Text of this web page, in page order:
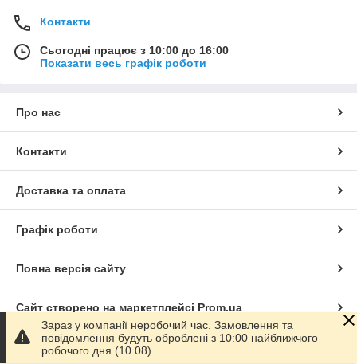
Контакти
Сьогодні працює з 10:00 до 16:00
Показати весь графік роботи
Про нас
Контакти
Доставка та оплата
Графік роботи
Повна версія сайту
Сайт створено на маркетплейсі Prom.ua
Політика конфіденційності
Зараз у компанії неробочий час. Замовлення та
повідомлення будуть оброблені з 10:00 найближчого
робочого дня (10.08).